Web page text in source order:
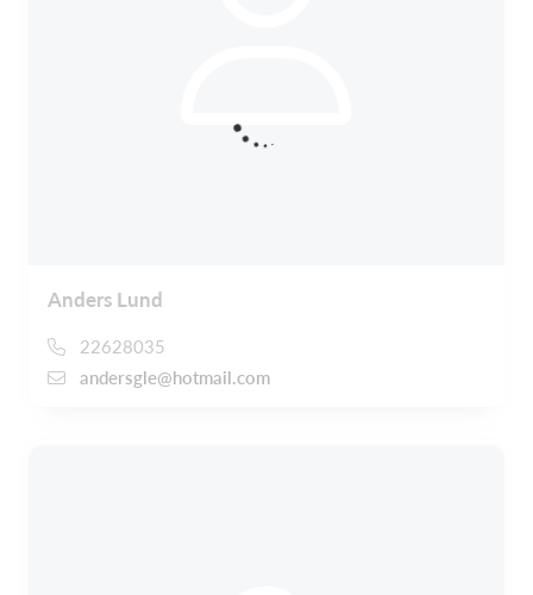
Anders Lund
22628035
andersgle@hotmail.com